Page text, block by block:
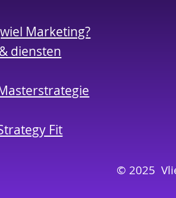
Marketing?
diensten
Fit
© 2025